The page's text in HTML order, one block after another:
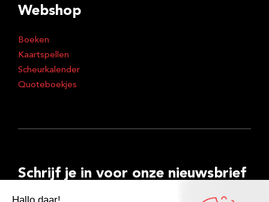
Webshop
Boeken
Kaartspellen
Scheurkalender
Quoteboekjes
Schrijf je in voor onze nieuwsbrief